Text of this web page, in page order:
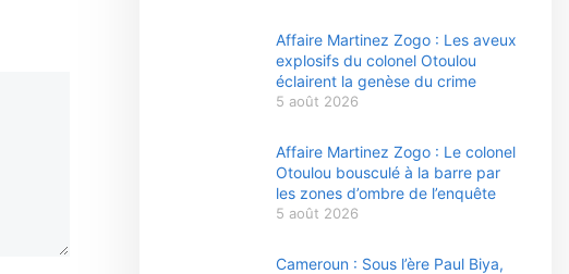
Affaire Martinez Zogo : Les aveux
explosifs du colonel Otoulou
éclairent la genèse du crime
5 août 2026
Affaire Martinez Zogo : Le colonel
Otoulou bousculé à la barre par
les zones d’ombre de l’enquête
5 août 2026
Cameroun : Sous l’ère Paul Biya,